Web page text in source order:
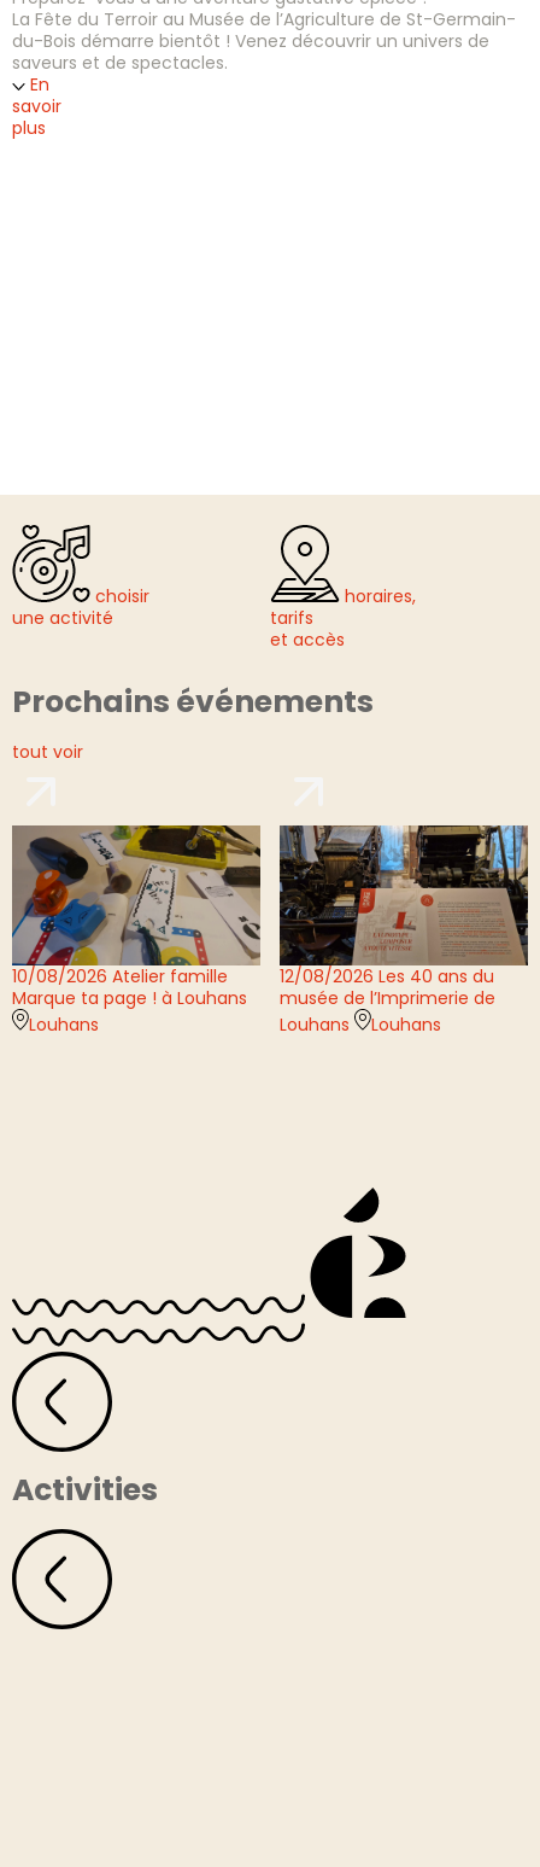
La Fête du Terroir au Musée de l’Agriculture de St-Germain-
du-Bois démarre bientôt ! Venez découvrir un univers de
saveurs et de spectacles.
En
savoir
plus
choisir
une activité
horaires,
tarifs
et accès
Prochains événements
tout voir
10/08/2026 Atelier famille
Marque ta page ! à Louhans
Louhans
12/08/2026 Les 40 ans du
musée de l’Imprimerie de
Louhans
Louhans
Activities